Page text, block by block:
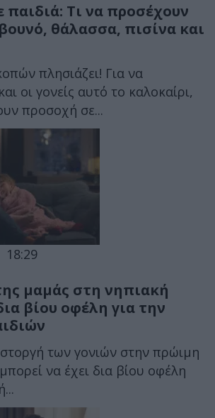
παιδιά: Τι να προσέχουν
θάλασσα, πισίνα και
πλησιάζει! Για να
οι γονείς αυτό το καλοκαίρι,
προσοχή σε...
18:29
μαμάς στη νηπιακή
βίου οφέλη για την
των γονιών στην πρώιμη
να έχει δια βίου οφέλη